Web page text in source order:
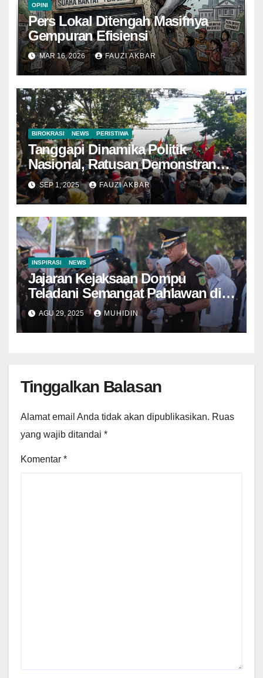
OPINI
Pers Lokal Ditengah Masifnya
Gempuran Efisiensi
MAR 16, 2026 FAUZI AKBAR
BIROKRASI NEWS PERISTIWA
Tanggapi Dinamika Politik
Nasional, Ratusan Demonstran
Turun Ke Jalan
SEP 1, 2025 FAUZI AKBAR
INSPIRASI NEWS
Jajaran Kejaksaan Dompu
Teladani Semangat Pahlawan di
Hari Lahir Kejaksaan
AGU 29, 2025 MUHIDIN
Tinggalkan Balasan
Alamat email Anda tidak akan dipublikasikan. Ruas
yang wajib ditandai *
Komentar *